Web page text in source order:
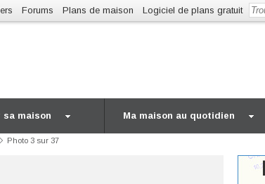
Forums Plans de maison Logiciel de plans gratuit
sa maison Ma maison au quotidien
Photo 3 sur 37